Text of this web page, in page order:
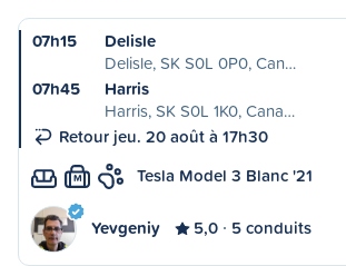
07h15
Delisle
Delisle, SK S0L 0P0, Can…
07h45
Harris
Harris, SK S0L 1K0, Cana…
Retour jeu. 20 août à 17h30
M Tesla Model 3 Blanc '21
Yevgeniy 5,0 5 conduits